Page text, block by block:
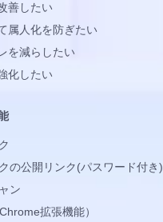
善したい
属人化を防ぎたい
を減らしたい
化したい
の公開リンク(パスワード付き)
ン
拡張機能）